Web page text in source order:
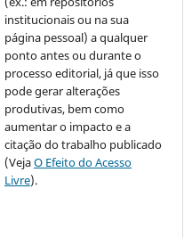
institucionais ou na sua
página pessoal) a qualquer
ponto antes ou durante o
processo editorial, já que isso
pode gerar alterações
produtivas, bem como
aumentar o impacto e a
citação do trabalho publicado
(VejaO Efeito do Acesso
Livre).